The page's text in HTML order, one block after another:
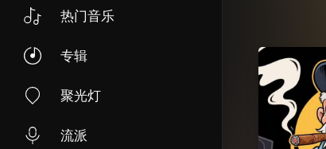
热门音乐
专辑
聚光灯
流派